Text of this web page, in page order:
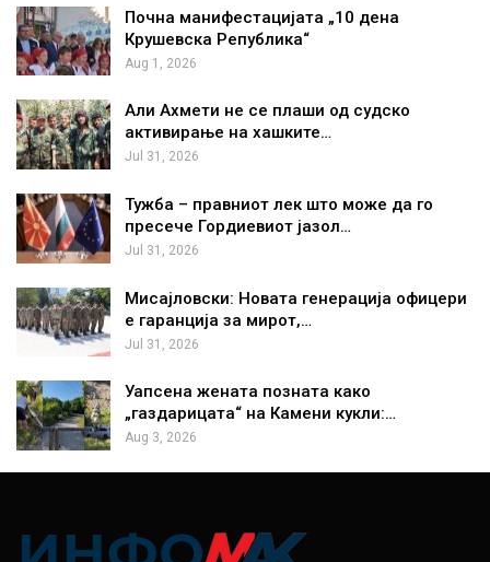
Почна манифестацијата „10 дена
Крушевска Република“
Aug 1, 2026
Али Ахмети не се плаши од судско
активирање на хашките…
Jul 31, 2026
Тужба – правниот лек што може да го
пресече Гордиевиот јазол…
Jul 31, 2026
Мисајловски: Новата генерација офицери
е гаранција за мирот,…
Jul 31, 2026
Уапсена жената позната како
„газдарицата“ на Камени кукли:…
Aug 3, 2026